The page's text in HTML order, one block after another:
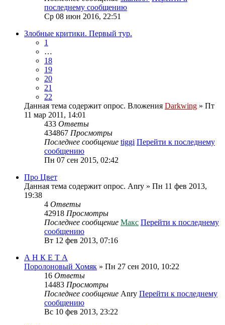
последнему сообщению
Ср 08 июн 2016, 22:51
Злобные критики. Первый тур.
1
…
18
19
20
21
22
Данная тема содержит опрос. Вложения Darkwing » Пт
11 мар 2011, 14:01
433 Ответы
434867 Просмотры
Последнее сообщение tiggi Перейти к последнему
сообщению
Пн 07 сен 2015, 02:42
Про Цвет
Данная тема содержит опрос. Anry » Пн 11 фев 2013,
19:38
4 Ответы
42918 Просмотры
Последнее сообщение Макс Перейти к последнему
сообщению
Вт 12 фев 2013, 07:16
А Н К Е Т А
Поролоновый Хомяк » Пн 27 сен 2010, 10:22
16 Ответы
14483 Просмотры
Последнее сообщение Anry Перейти к последнему
сообщению
Вс 10 фев 2013, 23:22